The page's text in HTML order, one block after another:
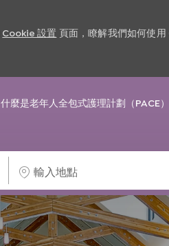
Cookie 設置 頁面，瞭解我們如何使
什麼是老年人全包式護理計劃（PACE）
輸
入
地
點